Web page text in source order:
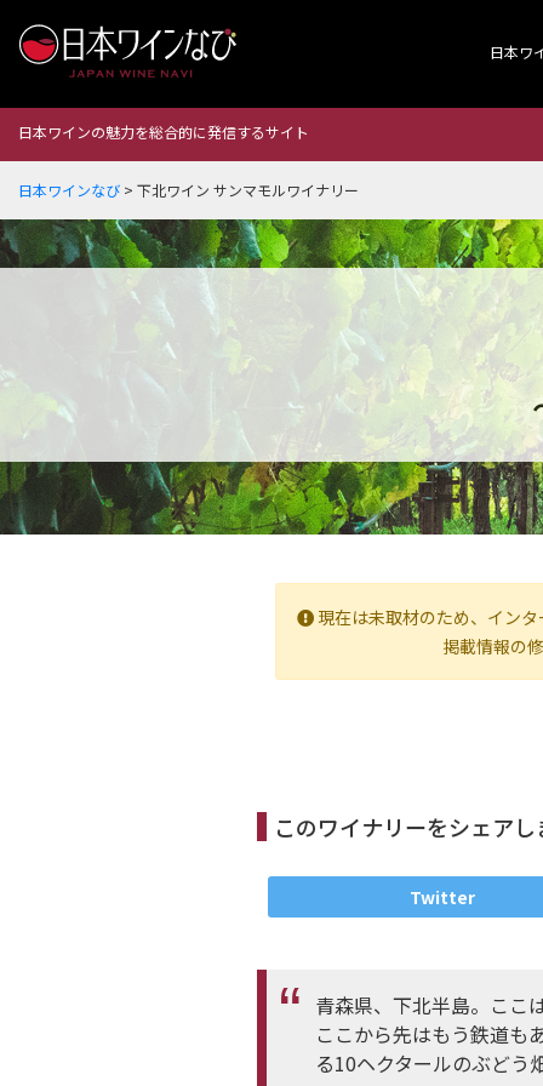
日本ワ
日本ワインの魅力を総合的に発信するサイト
日本ワインなび > 下北ワイン サンマモルワイナリー
現在は未取材のため、イン
掲載情報の
このワイナリーをシェア
Twitter
青森県、下北半島。ここ
ここから先はもう鉄道も
る10ヘクタールのぶどう